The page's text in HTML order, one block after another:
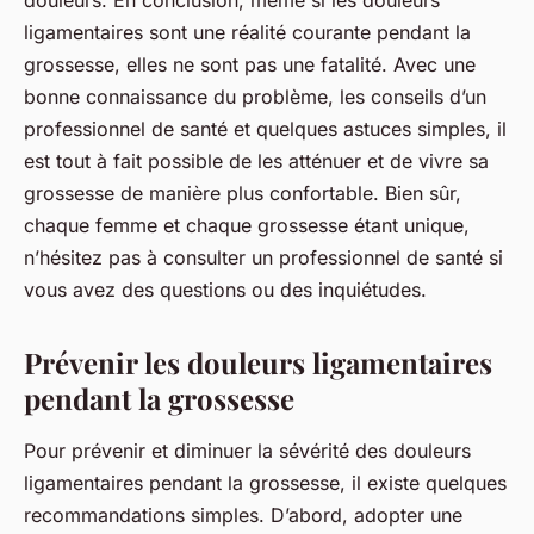
ligamentaires sont une réalité courante pendant la
grossesse, elles ne sont pas une fatalité. Avec une
bonne connaissance du problème, les conseils d’un
professionnel de santé et quelques astuces simples, il
est tout à fait possible de les atténuer et de vivre sa
grossesse de manière plus confortable. Bien sûr,
chaque femme et chaque grossesse étant unique,
n’hésitez pas à consulter un professionnel de santé si
vous avez des questions ou des inquiétudes.
Prévenir les douleurs ligamentaires
pendant la grossesse
Pour prévenir et diminuer la sévérité des douleurs
ligamentaires pendant la grossesse, il existe quelques
recommandations simples. D’abord, adopter une